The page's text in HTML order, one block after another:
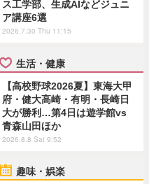
ス工学部、生成AIなどジュニ
ア講座6選
2026.7.30 Thu 11:15
生活・健康
【高校野球2026夏】東海大甲
府・健大高崎・有明・長崎日
大が勝利…第4日は遊学館vs
青森山田ほか
2026.8.8 Sat 9:52
趣味・娯楽